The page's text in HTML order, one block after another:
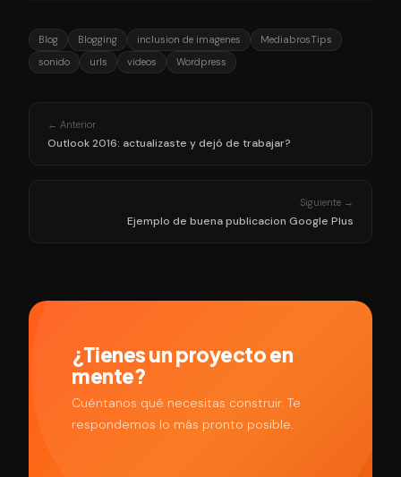
Blog Blogging inclusion de imagenes
MediabrosTips
sonido
urls videos Wordpress
← Anterior
Outlook 2016: actualizaste y dejó de trabajar?
Siguiente →
Ejemplo de buena publicacion Google Plus
¿Tienes un proyecto en
mente?
Cuéntanos qué necesitas construir. Te
respondemos lo más pronto posible.